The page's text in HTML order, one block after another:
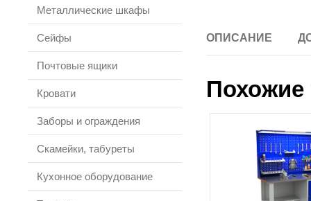
Металлические шкафы
Сейфы
Почтовые ящики
Кровати
Заборы и ограждения
Скамейки, табуреты
Кухонное оборудование
ОПИСАНИЕ